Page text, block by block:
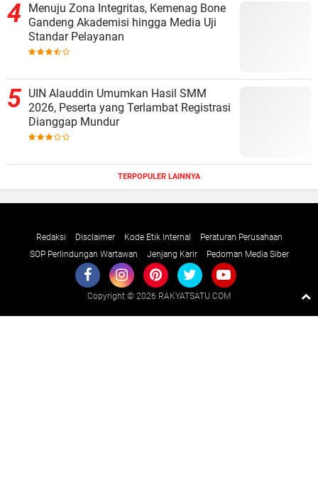
Menuju Zona Integritas, Kemenag Bone
Gandeng Akademisi hingga Media Uji
Standar Pelayanan
UIN Alauddin Umumkan Hasil SMM
2026, Peserta yang Terlambat Registrasi
Dianggap Mundur
TERPOPULER LAINNYA
Redaksi Disclaimer Kode Etik Internal
Peraturan Perusahaan
SOP Perlindungan Wartawan
Jenjang Karir Pedoman Media Siber
Copyright © 2026 RAKYATSATU.COM
Raushan